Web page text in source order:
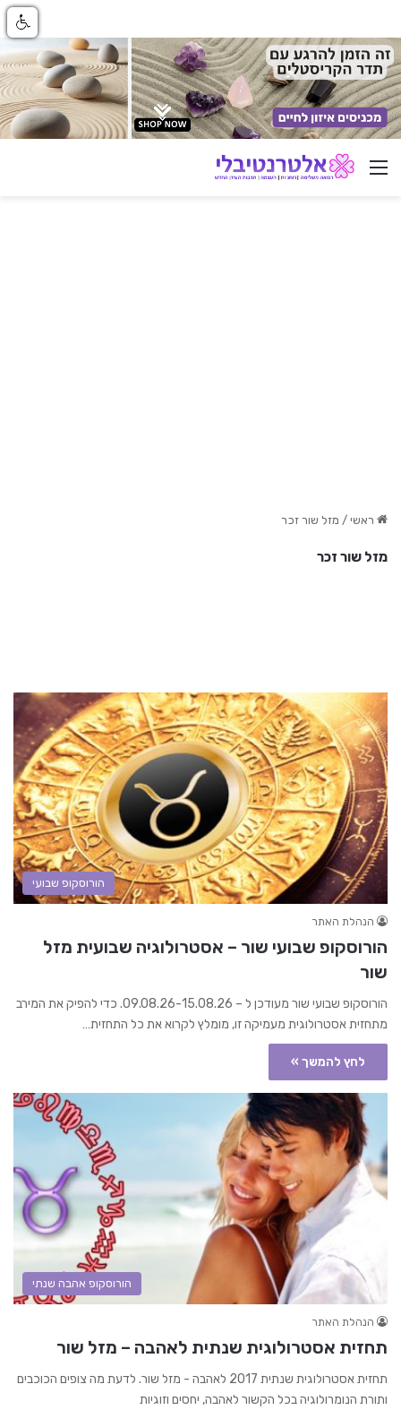
ניווט באתר
ראשי / מזל שור זכר
מזל שור זכר
הורוסקופ שבועי
הנהלת האתר
הורוסקופ שבועי שור – אסטרולוגיה שבועית מזל
שור
הורוסקופ שבועי שור מעודכן ל – 09.08.26-15.08.26. כדי להפיק את המירב
מתחזית אסטרולוגית מעמיקה זו, מומלץ לקרוא את כל התחזית…
לחץ להמשך »
הורוסקופ אהבה שנתי
הנהלת האתר
תחזית אסטרולוגית שנתית לאהבה – מזל שור
תחזית אסטרולוגית שנתית 2017 לאהבה - מזל שור. לדעת מה צופים הכוכבים
ותורת הנומרולוגיה בכל הקשור לאהבה, יחסים וזוגיות